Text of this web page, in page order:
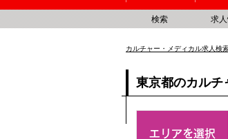
検索 求
カルチャー・メディカル求人検
東京都のカルチ